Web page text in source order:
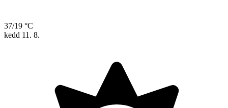
37/19 °C
kedd 11. 8.